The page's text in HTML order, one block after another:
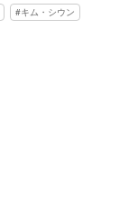
キム・シウン